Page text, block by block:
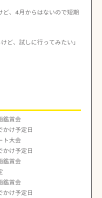
ど、4月からはないので短期
ど、試しに行ってみたい」
鑑賞会
け予定日
ト大会
け予定日
鑑賞会
鑑賞会
け予定日